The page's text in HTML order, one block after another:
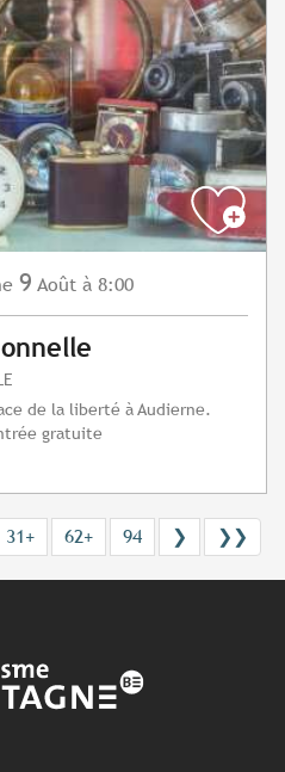
9 Août à 8:00
de la liberté à Audierne.
gratuite
31+ 62+ 94 ❯ ❯❯